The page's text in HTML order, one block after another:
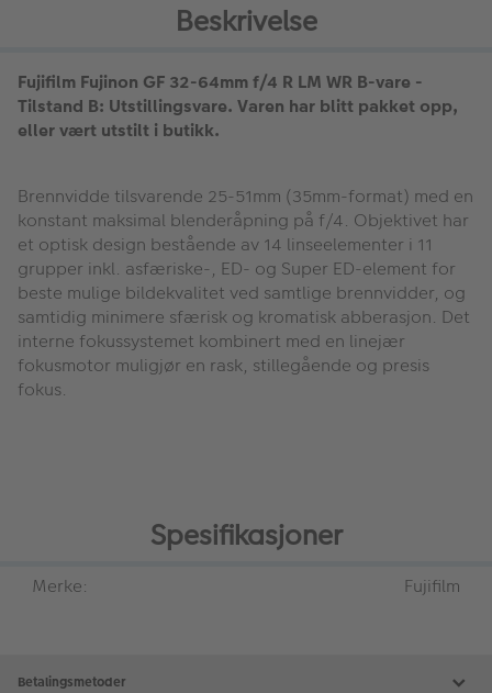
Beskrivelse
Fujifilm Fujinon GF 32-64mm f/4 R LM WR B-vare -
Tilstand B: Utstillingsvare. Varen har blitt pakket opp,
eller vært utstilt i butikk.
Brennvidde tilsvarende 25-51mm (35mm-format) med en
konstant maksimal blenderåpning på f/4. Objektivet har
et optisk design bestående av 14 linseelementer i 11
grupper inkl. asfæriske-, ED- og Super ED-element for
beste mulige bildekvalitet ved samtlige brennvidder, og
samtidig minimere sfærisk og kromatisk abberasjon. Det
interne fokussystemet kombinert med en linejær
fokusmotor muligjør en rask, stillegående og presis
fokus.
Spesifikasjoner
Merke: Fujifilm
Betalingsmetoder